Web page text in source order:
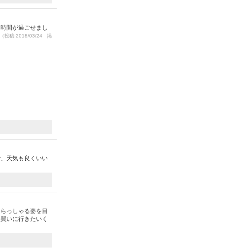
間が過ごせまし
（投稿:2018/03/24 掲
天気も良くいい
っしゃる姿を目
いに行きたいく